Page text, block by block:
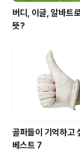
버디, 이글, 알바트
뜻?
골퍼들이 기억하고
베스트 7